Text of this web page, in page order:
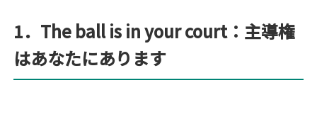
1．The ball is in your court：主導権
はあなたにあります